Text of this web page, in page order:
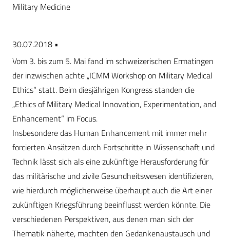
Military Medicine
30.07.2018 •
Vom 3. bis zum 5. Mai fand im schweizerischen Ermatingen
der inzwischen achte „ICMM Workshop on Military Medical
Ethics“ statt. Beim diesjährigen Kongress standen die
„Ethics of Military Medical Innovation, Experimentation, and
Enhancement“ im Focus.
Insbesondere das Human Enhancement mit immer mehr
forcierten Ansätzen durch Fortschritte in Wissenschaft und
Technik lässt sich als eine zukünftige Herausforderung für
das militärische und zivile Gesundheitswesen identifizieren,
wie hierdurch möglicherweise überhaupt auch die Art einer
zukünftigen Kriegsführung beeinflusst werden könnte. Die
verschiedenen Perspektiven, aus denen man sich der
Thematik näherte, machten den Gedankenaustausch und